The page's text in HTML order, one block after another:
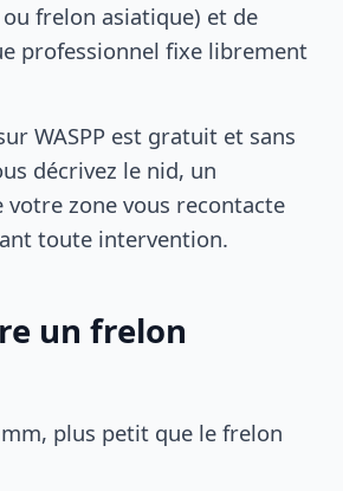
frelon asiatique) et de
professionnel fixe librement
WASPP est gratuit et sans
décrivez le nid, un
votre zone vous recontacte
toute intervention.
un frelon
plus petit que le frelon